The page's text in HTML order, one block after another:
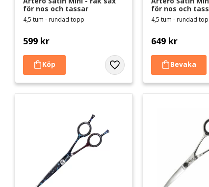
för nos och tassar
4,5 tum - rundad topp
599 kr
Lägg till i favoriter
för nos och
4,5 tum - rundad
649kr